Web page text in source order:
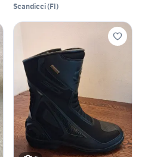
Scandicci(FI)